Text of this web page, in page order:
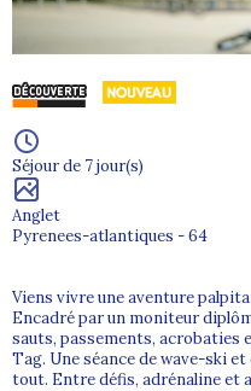
Séjour de 7 jour(s)
Anglet
Pyrenees-atlantiques - 64
Viens vivre une aventure
Encadré par un moniteur
sauts, passements, acrobaties
Tag. Une séance de wave-ski
tout. Entre défis, adrénaline et